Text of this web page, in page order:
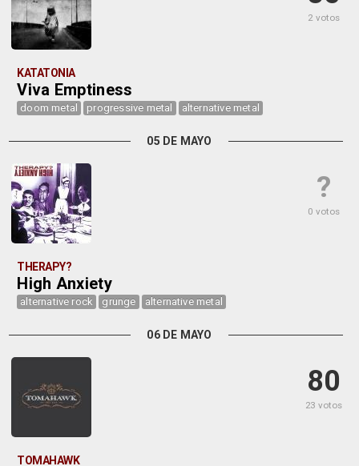
2 votos
KATATONIA
Viva Emptiness
doom metal progressive metal alternative metal
05 DE MAYO
?
0 votos
THERAPY?
High Anxiety
alternative rock grunge alternative metal
06 DE MAYO
80
23 votos
TOMAHAWK